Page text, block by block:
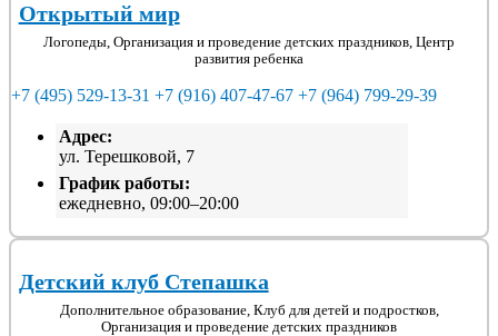
Открытый мир
Логопеды, Организация и проведение детских праздников, Центр
развития ребенка
+7 (495) 529-13-31 +7 (916) 407-47-67 +7 (964) 799-29-39
Адрес:
ул. Терешковой, 7
График работы:
ежедневно, 09:00–20:00
Детский клуб Степашка
Дополнительное образование, Клуб для детей и подростков,
Организация и проведение детских праздников